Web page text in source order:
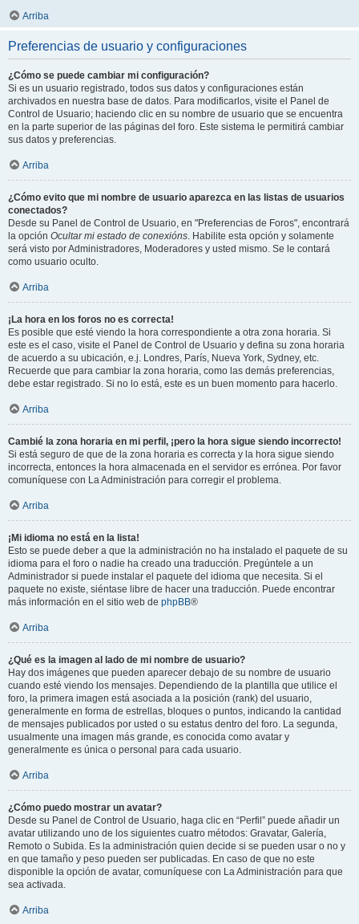
Arriba
Preferencias de usuario y configuraciones
¿Cómo se puede cambiar mi configuración?
Si es un usuario registrado, todos sus datos y configuraciones están
archivados en nuestra base de datos. Para modificarlos, visite el Panel de
Control de Usuario; haciendo clic en su nombre de usuario que se encuentra
en la parte superior de las páginas del foro. Este sistema le permitirá cambiar
sus datos y preferencias.
Arriba
¿Cómo evito que mi nombre de usuario aparezca en las listas de usuarios
conectados?
Desde su Panel de Control de Usuario, en "Preferencias de Foros", encontrará
la opción Ocultar mi estado de conexións. Habilite esta opción y solamente
será visto por Administradores, Moderadores y usted mismo. Se le contará
como usuario oculto.
Arriba
¡La hora en los foros no es correcta!
Es posible que esté viendo la hora correspondiente a otra zona horaria. Si
este es el caso, visite el Panel de Control de Usuario y defina su zona horaria
de acuerdo a su ubicación, e.j. Londres, París, Nueva York, Sydney, etc.
Recuerde que para cambiar la zona horaria, como las demás preferencias,
debe estar registrado. Si no lo está, este es un buen momento para hacerlo.
Arriba
Cambié la zona horaria en mi perfil, ¡pero la hora sigue siendo incorrecto!
Si está seguro de que de la zona horaria es correcta y la hora sigue siendo
incorrecta, entonces la hora almacenada en el servidor es errónea. Por favor
comuníquese con La Administración para corregir el problema.
Arriba
¡Mi idioma no está en la lista!
Esto se puede deber a que la administración no ha instalado el paquete de su
idioma para el foro o nadie ha creado una traducción. Pregúntele a un
Administrador si puede instalar el paquete del idioma que necesita. Si el
paquete no existe, siéntase libre de hacer una traducción. Puede encontrar
más información en el sitio web de phpBB®
Arriba
¿Qué es la imagen al lado de mi nombre de usuario?
Hay dos imágenes que pueden aparecer debajo de su nombre de usuario
cuando esté viendo los mensajes. Dependiendo de la plantilla que utilice el
foro, la primera imagen está asociada a la posición (rank) del usuario,
generalmente en forma de estrellas, bloques o puntos, indicando la cantidad
de mensajes publicados por usted o su estatus dentro del foro. La segunda,
usualmente una imagen más grande, es conocida como avatar y
generalmente es única o personal para cada usuario.
Arriba
¿Cómo puedo mostrar un avatar?
Desde su Panel de Control de Usuario, haga clic en “Perfil” puede añadir un
avatar utilizando uno de los siguientes cuatro métodos: Gravatar, Galería,
Remoto o Subida. Es la administración quien decide si se pueden usar o no y
en que tamaño y peso pueden ser publicadas. En caso de que no este
disponible la opción de avatar, comuníquese con La Administración para que
sea activada.
Arriba